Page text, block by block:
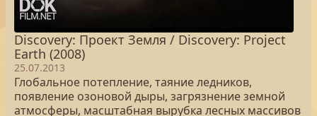
Discovery: Проект Земля / Discovery: Project
Earth (2008)
25.07.2013
Глобальное потепление, таяние ледников,
появление озоновой дыры, загрязнение земной
атмосферы, масштабная вырубка лесных массивов